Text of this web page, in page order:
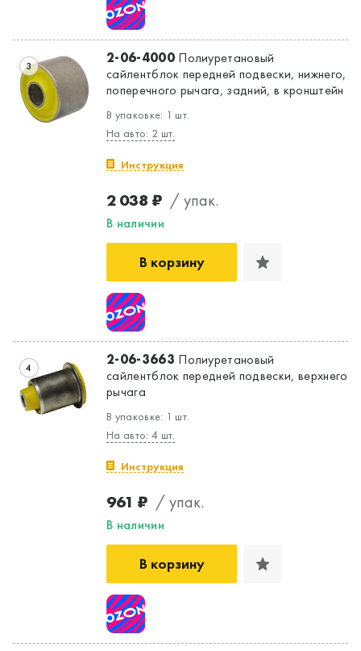
Да, верно
3 2-06-4000Полиуретановый
сайлентблок передней подвески, нижнего,
поперечного рычага, задний, в кронштейн
В упаковке: 1 шт.
На авто: 2 шт.
Инструкция
2 038 ₽ / упак.
В наличии
В корзину
4 2-06-3663 Полиуретановый
сайлентблок передней подвески, верхнего
рычага
В упаковке: 1 шт.
На авто: 4 шт.
Инструкция
961 ₽ / упак.
В наличии
В корзину